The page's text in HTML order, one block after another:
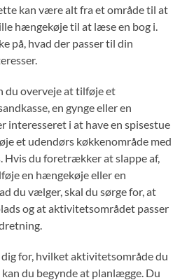
kan være alt fra et område til at
hængekøje til at læse en bog i.
på, hvad der passer til din
du overveje at tilføje et
en gynge eller en
interesseret i at have en spisestue
et udendørs køkkenområde med
Hvis du foretrækker at slappe af,
en hængekøje eller en
du vælger, skal du sørge for, at
og at aktivitetsområdet passer
for, hvilket aktivitetsområde du
du begynde at planlægge. Du